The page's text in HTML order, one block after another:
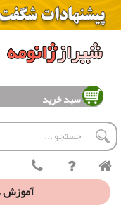
سبد خرید
آموزش